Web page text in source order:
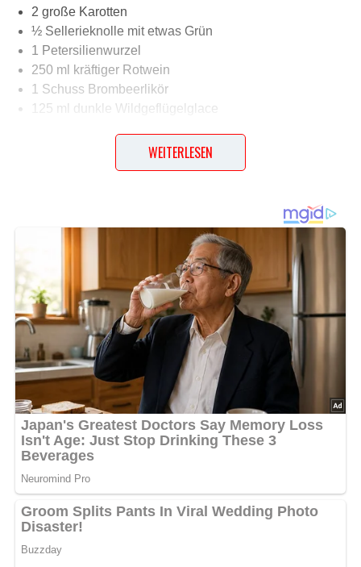
2 große Karotten
½ Sellerieknolle mit etwas Grün
1 Petersilienwurzel
250 ml kräftiger Rotwein
1 Schuss Brombeerlikör
125 ml dunkle Wildgeflügelglace
Pfeffer aus der Mühle
Für die Beilage:
4 große Kartoffeln
Crème fraîche
frische gehackte Kräuter der Saison
2 EL frisch geriebener Parmesan
frisch geriebene Muskatnuss
Salz
Lob, Kritik, Fragen oder Anregungen zum Rezept?
Dann hinterlasse doch bitte einen Kommentar am
Ende dieser Seite & auch eine Bewertung!
Und so wird es gemacht…
WEITERLESEN